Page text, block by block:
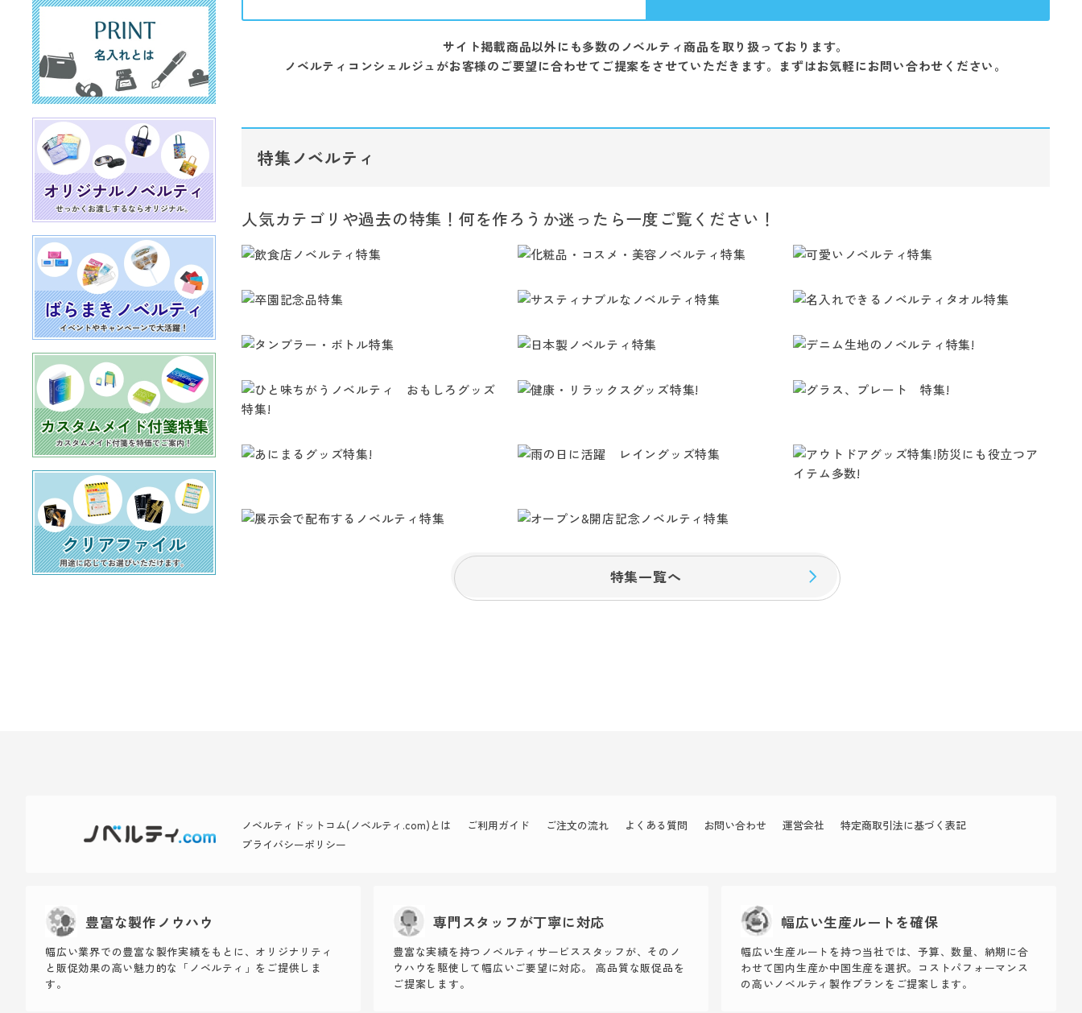
サイト掲載商品以外にも多数のノベルティ商品を取り扱っております。
ノベルティコンシェルジュがお客様のご要望に合わせてご提案をさせていただきます。まずはお気軽にお問い合わせください。
特集ノベルティ
人気カテゴリや過去の特集！何を作ろうか迷ったら一度ご覧ください！
特集一覧へ
ノベルティドットコム(ノベルティ.com)とは ご利用ガイド ご注文の流れ よくある質問 お問い合わせ 運営会社
特定商取引法に基づく表記
プライバシーポリシー
豊富な製作ノウハウ
幅広い業界での豊富な製作実績をもとに、オリジナリティ
と販促効果の高い魅力的な「ノベルティ」をご提供しま
す。
専門スタッフが丁寧に対応
豊富な実績を持つノベルティサービススタッフが、そのノ
ウハウを駆使して幅広いご要望に対応。 高品質な販促品を
ご提案します。
幅広い生産ルートを確保
幅広い生産ルートを持つ当社では、予算、数量、納期に合
わせて国内生産か中国生産を選択。コストパフォーマンス
の高いノベルティ製作プランをご提案します。